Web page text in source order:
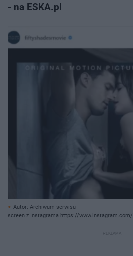
- na ESKA.pl
Autor: Archiwum serwisu
screen z Instagrama https://